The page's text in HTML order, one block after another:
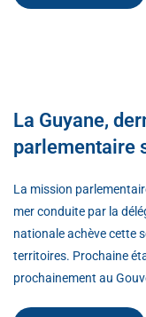
La Guyane,
parlementaire
La mission
mer conduite par la
nationale achève cette
territoires. Prochaine
prochainement au